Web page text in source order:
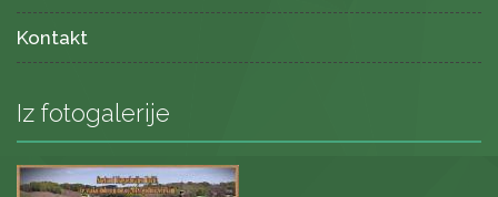
Kontakt
Iz fotogalerije